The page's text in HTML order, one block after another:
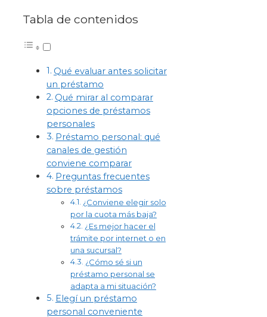
Tabla de contenidos
Qué evaluar antes solicitar
un préstamo
Qué mirar al comparar
opciones de préstamos
personales
Préstamo personal: qué
canales de gestión
conviene comparar
Preguntas frecuentes
sobre préstamos
¿Conviene elegir solo
por la cuota más baja?
¿Es mejor hacer el
trámite por internet o en
una sucursal?
¿Cómo sé si un
préstamo personal se
adapta a mi situación?
Elegí un préstamo
personal conveniente